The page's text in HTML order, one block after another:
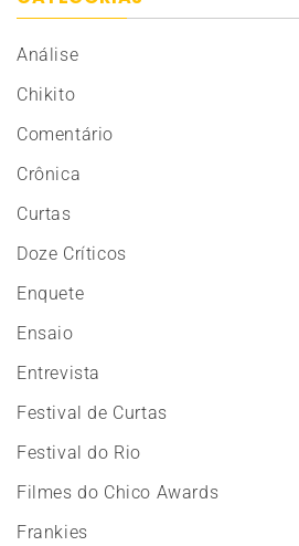
Análise
Chikito
Comentário
Crônica
Curtas
Doze Críticos
Enquete
Ensaio
Entrevista
Festival de Curtas
Festival do Rio
Filmes do Chico Awards
Frankies